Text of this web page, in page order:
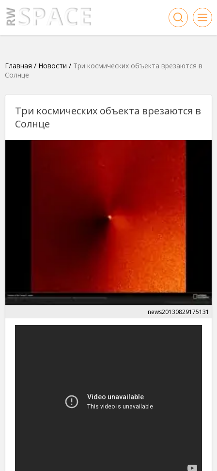
Главная / Новости / Три космических объекта врезаются в
Солнце
Три космических объекта врезаются в
Солнце
news20130829175131